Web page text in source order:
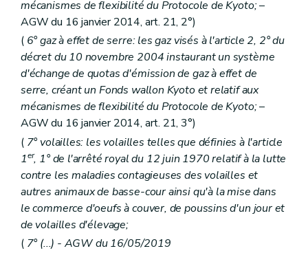
Art. 190
Art. 191
Art. 192
Art. 193
Art. 194
Art. 195
Art. 196
Art. 197
Art. 198
Art. 199
Art. 200
Art. 201
Art. 202
Art. 203
Art. 204
Art. 205
Art. 206
Art. 207
Art. 208
mécanismes de flexibilité du Protocole de Kyoto;–
AGW du 16 janvier 2014, art. 21, 2°)
( 6° gaz à effet de serre: les gaz visés à l'article 2, 2° du
décret du 10 novembre 2004 instaurant un système
d'échange de quotas d'émission de gaz à effet de
serre, créant un Fonds wallon Kyoto et relatif aux
mécanismes de flexibilité du Protocole de Kyoto;–
AGW du 16 janvier 2014, art. 21, 3°)
( 7° volailles: les volailles telles que définies à l'article
1er, 1° de l'arrêté royal du 12 juin 1970 relatif à la lutte
contre les maladies contagieuses des volailles et
autres animaux de basse-cour ainsi qu'à la mise dans
le commerce d'oeufs à couver, de poussins d'un jour et
de volailles d'élevage;
( 7° (...) - AGW du 16/05/2019